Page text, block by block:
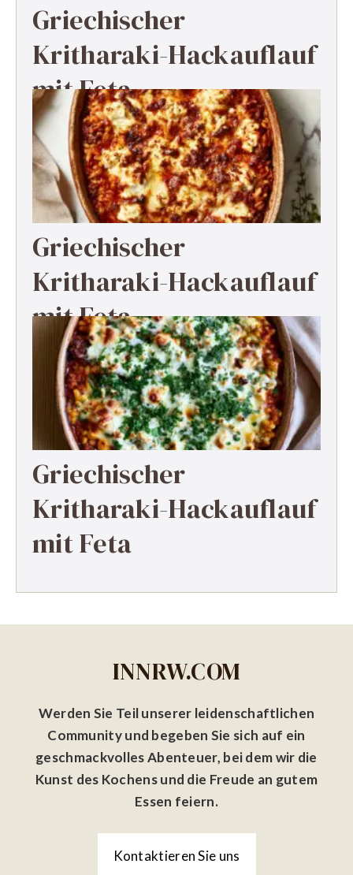
Griechischer
Kritharaki-Hackauflauf
mit Feta
Griechischer
Kritharaki-Hackauflauf
mit Feta
Griechischer
Kritharaki-Hackauflauf
mit Feta
INNRW.COM
Werden Sie Teil unserer leidenschaftlichen
Community und begeben Sie sich auf ein
geschmackvolles Abenteuer, bei dem wir die
Kunst des Kochens und die Freude an gutem
Essen feiern.
Kontaktieren Sie uns